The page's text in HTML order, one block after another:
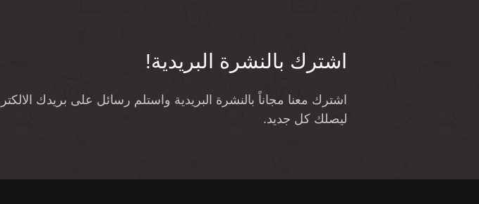
اشترك بالنشرة البريدية!
اشترك معنا مجاناً بالنشرة البريدية واستلم رسائل على بريدك
ليصلك كل جديد.